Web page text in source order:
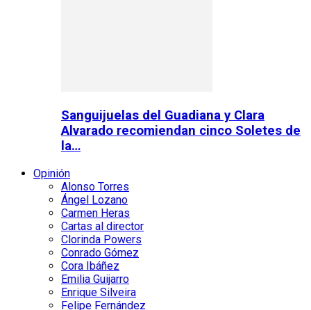
Sanguijuelas del Guadiana y Clara
Alvarado recomiendan cinco Soletes de
la…
Opinión
Alonso Torres
Ángel Lozano
Carmen Heras
Cartas al director
Clorinda Powers
Conrado Gómez
Cora Ibáñez
Emilia Guijarro
Enrique Silveira
Felipe Fernández